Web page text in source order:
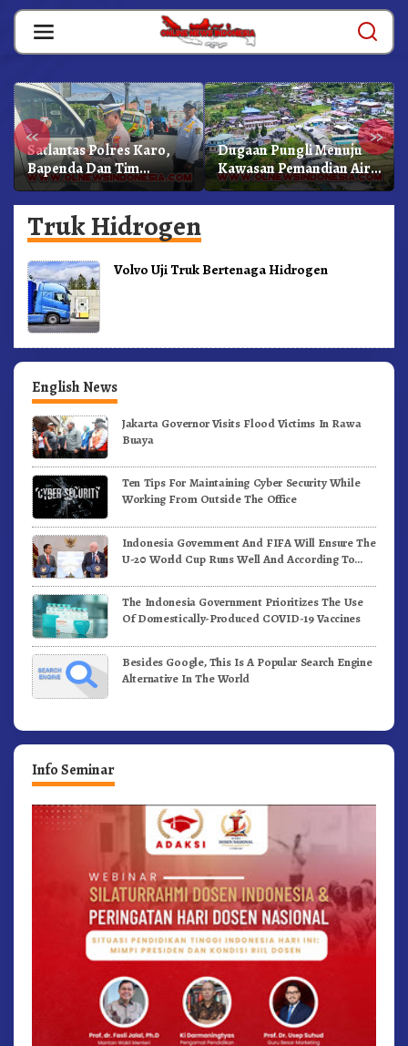
Skip
content
« »
Satlantas Polres Karo,
Bapenda Dan Tim
Lainnya Gelar Oprasi
Sadar Pajak Kenderaan
Dugaan Pungli Menuju
Kawasan Pemandian Air
Panas Semangat Gunung
– Doulu Foto Dan
Truk Hidrogen
Volvo Uji Truk Bertenaga Hidrogen
English News
Jakarta Governor Visits Flood Victims In Rawa
Buaya
Ten Tips For Maintaining Cyber Security While
Working From Outside The Office
Indonesia Government And FIFA Will Ensure The
U-20 World Cup Runs Well And According To
The Indonesia Government Prioritizes The Use
Of Domestically-Produced COVID-19 Vaccines
Besides Google, This Is A Popular Search Engine
Alternative In The World
Info Seminar